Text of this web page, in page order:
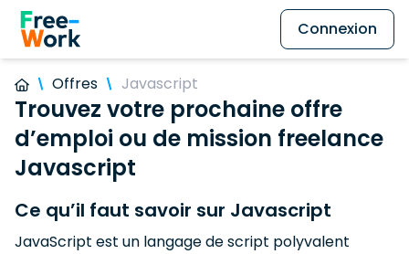
Connexion
Offres Javascript
Trouvez votre prochaine offre
d’emploi ou de mission freelance
Javascript
Ce qu’il faut savoir sur Javascript
JavaScript est un langage de script polyvalent